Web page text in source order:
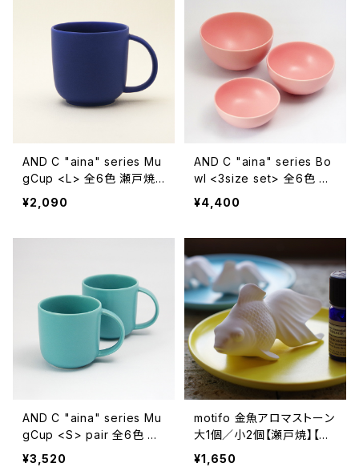
AND C "aina" series Mu
gCup <L> 全6色 瀬戸焼
マグカップ【エムエムヨシハ
シ】【伝統工芸品】【民藝品】
¥2,090
AND C "aina" series Bo
wl <3size set> 全6色 瀬
戸焼 ボウル【エムエムヨシ
ハシ】【伝統工芸品】【民藝
¥4,400
AND C "aina" series Mu
gCup <S> pair 全6色 瀬
戸焼 マグカップ【エムエム
ヨシハシ】【伝統工芸品】【民
¥3,520
motifo 金魚アロマストーン
大1個／小2個【瀬戸焼】【ギ
フト プレゼント】【父の日 お
誕生日】
¥1,650